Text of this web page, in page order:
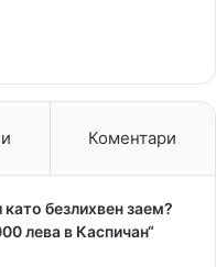
Коментари
безлихвен заем?
лева в Каспичан“